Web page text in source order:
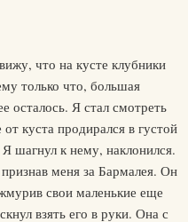
что на кусте клубники
только что, большая
осталось. Я стал смотреть
куста продирался в густой
шагнул к нему, наклонился.
меня за Бармалея. Он
свои маленькие еще
взять его в руки. Она с